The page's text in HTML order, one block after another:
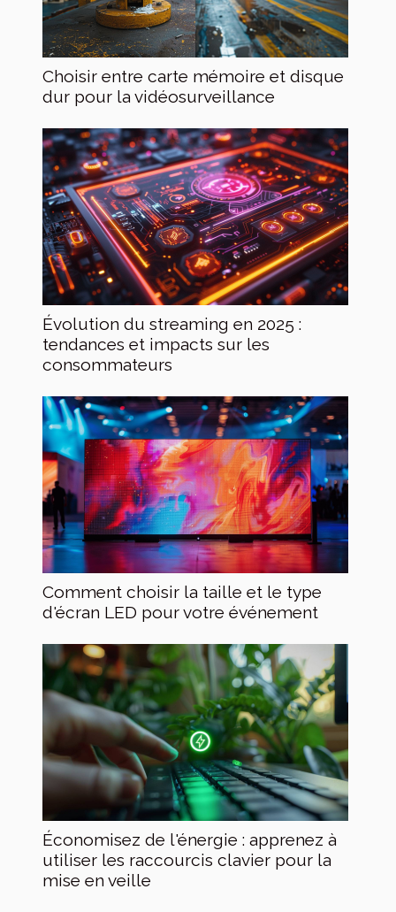
Choisir entre carte mémoire et disque
dur pour la vidéosurveillance
Évolution du streaming en 2025 :
tendances et impacts sur les
consommateurs
Comment choisir la taille et le type
d'écran LED pour votre événement
Économisez de l'énergie : apprenez à
utiliser les raccourcis clavier pour la
mise en veille